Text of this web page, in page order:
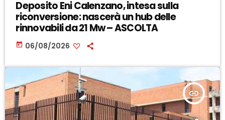
Deposito Eni Calenzano, intesa sulla
riconversione: nascerà un hub delle
rinnovabili da 21 Mw – ASCOLTA
today 06/08/2026
insert_link